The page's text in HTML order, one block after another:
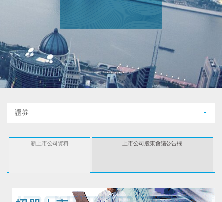
證券
新上市公司資料 上市公司股東會議公告欄